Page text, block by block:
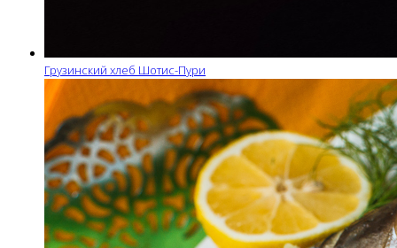
Грузинский хлеб Шотис-Пури